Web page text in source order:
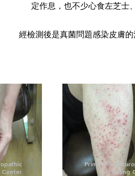
定作息，也不少心食左芝士
經檢測後是真菌問題感染皮膚
Center
PrimeCity
Healing